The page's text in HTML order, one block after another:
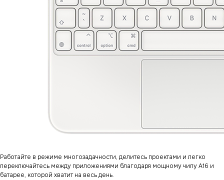
Работайте в режиме многозадачности, делитесь проектами и легко
переключайтесь между приложениями благодаря мощному чипу А16 и
батарее, которой хватит на весь день.